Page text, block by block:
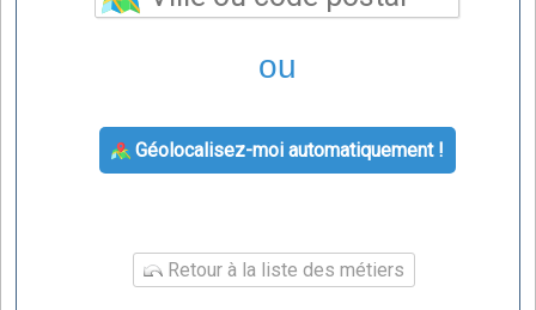
ou
Géolocalisez-moi automatiquement !
Retour à la liste des métiers